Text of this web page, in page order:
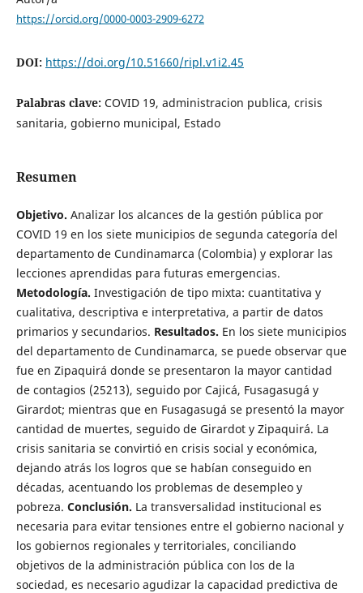
https://orcid.org/0000-0003-2909-6272
DOI: https://doi.org/10.51660/ripl.v1i2.45
Palabras clave: COVID 19, administracion publica, crisis
sanitaria, gobierno municipal, Estado
Resumen
Objetivo. Analizar los alcances de la gestión pública por
COVID 19 en los siete municipios de segunda categoría del
departamento de Cundinamarca (Colombia) y explorar las
lecciones aprendidas para futuras emergencias.
Metodología. Investigación de tipo mixta: cuantitativa y
cualitativa, descriptiva e interpretativa, a partir de datos
primarios y secundarios. Resultados. En los siete municipios
del departamento de Cundinamarca, se puede observar que
fue en Zipaquirá donde se presentaron la mayor cantidad
de contagios (25213), seguido por Cajicá, Fusagasugá y
Girardot; mientras que en Fusagasugá se presentó la mayor
cantidad de muertes, seguido de Girardot y Zipaquirá. La
crisis sanitaria se convirtió en crisis social y económica,
dejando atrás los logros que se habían conseguido en
décadas, acentuando los problemas de desempleo y
pobreza. Conclusión. La transversalidad institucional es
necesaria para evitar tensiones entre el gobierno nacional y
los gobiernos regionales y territoriales, conciliando
objetivos de la administración pública con los de la
sociedad, es necesario agudizar la capacidad predictiva de